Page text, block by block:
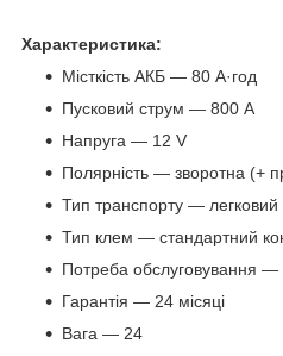
Характеристика:
Місткість АКБ — 80 А·год
Пусковий струм — 800 А
Напруга — 12 V
Полярність — зворотна (+
Тип транспорту — легковий
Тип клем — стандартний
Потреба обслуговування —
Гарантія — 24 місяці
Вага — 24